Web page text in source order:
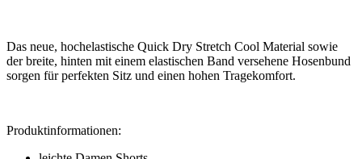
Das neue, hochelastische Quick Dry Stretch Cool Material sowie
der breite, hinten mit einem elastischen Band versehene Hosenbund
sorgen für perfekten Sitz und einen hohen Tragekomfort.
Produktinformationen: